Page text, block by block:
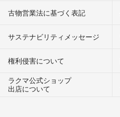
古物営業法に基づく表記
サステナビリティメッセージ
権利侵害について
ラクマ公式ショップ
出店について